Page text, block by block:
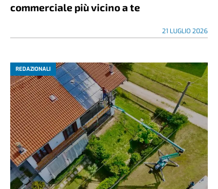
commerciale più vicino a te
21 LUGLIO 2026
REDAZIONALI